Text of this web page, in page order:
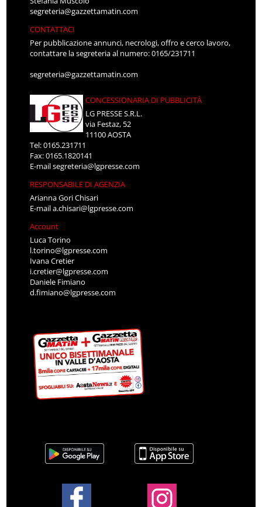
segreteria@gazzettamatin.com
CONTATTACI
Per pubblicazione annunci, necrologi, offro e cerco lavoro,
contattare la segreteria al numero: 0165/231711
segreteria@gazzettamatin.com
CONCESSIONARIA DI PUBBLICITÀ
LG PRESSE S.R.L.
via Festaz, 52
11100 AOSTA
Tel: 0165.231711
Fax: 0165.1820141
E-mailsegreteria@lgpresse.com
RESPONSABILE DI AGENZIA
Arianna Gori Chisari
E-maila.chisari@lgpresse.com
Account
Luca Torino
l.torino@lgpresse.com
Ivana Cretier
i.cretier@lgpresse.com
Daniele Fimiano
d.fimiano@lgpresse.com